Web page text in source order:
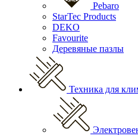
Pebaro
StarTec Products
DEKO
Favourite
Деревяные пазлы
Техника для